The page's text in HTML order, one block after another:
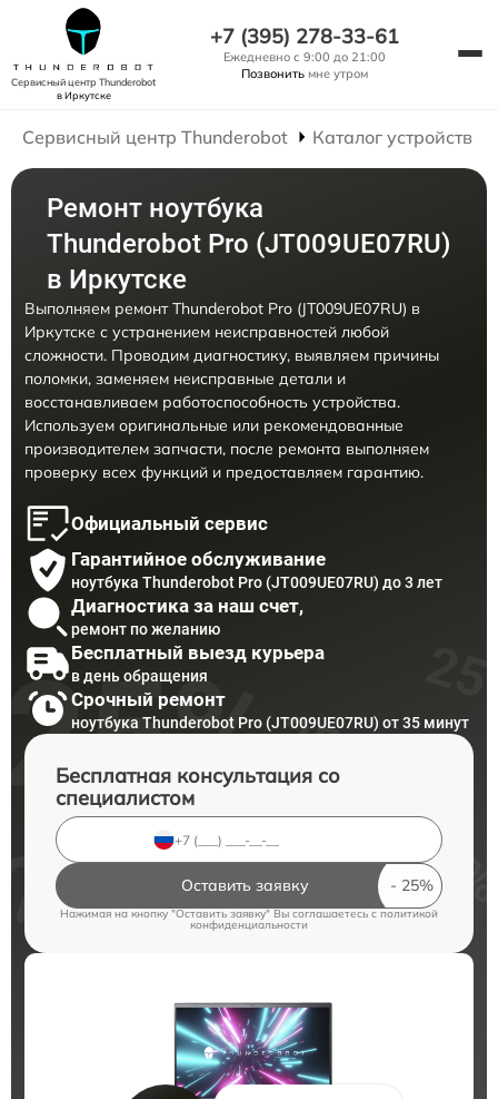
Сервисный центр Thunderobot
в Иркутске
+7 (395) 278-33-61
Ежедневно с 9:00 до 21:00
Позвонить мне утром
Сервисный центр Thunderobot Каталог устройств
Ремонт ноутбука
Thunderobot Pro (JT009UE07RU)
в Иркутске
Выполняем ремонт Thunderobot Pro (JT009UE07RU) в
Иркутске с устранением неисправностей любой
сложности. Проводим диагностику, выявляем причины
поломки, заменяем неисправные детали и
восстанавливаем работоспособность устройства.
Используем оригинальные или рекомендованные
производителем запчасти, после ремонта выполняем
проверку всех функций и предоставляем гарантию.
Официальный сервис
Гарантийное обслуживание
ноутбука Thunderobot Pro (JT009UE07RU) до 3 лет
Диагностика за наш счет,
ремонт по желанию
Бесплатный выезд курьера
в день обращения
Срочный ремонт
ноутбука Thunderobot Pro (JT009UE07RU) от 35 минут
Бесплатная консультация со
специалистом
Оставить заявку
Нажимая на кнопку "Оставить заявку" Вы соглашаетесь cполитикой
конфиденциальности